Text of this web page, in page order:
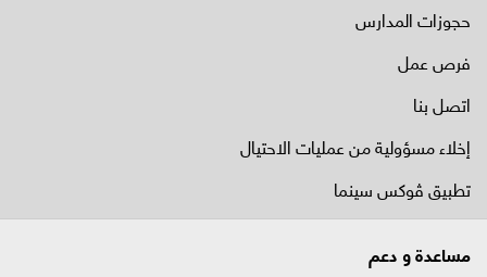
حجوزات المدارس
فرص عمل
اتصل بنا
إخلاء مسؤولية من عمليات الاحتيال
تطبيق ڤوكس سينما
مساعدة و دعم